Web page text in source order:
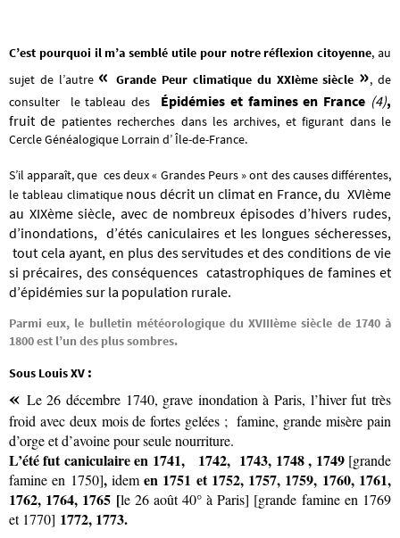
C’est pourquoi il m’a semblé utile pour notre réflexion citoyenne, au
sujet de l’autre «Grande Peur climatique du XXIème siècle », de
consulter le tableau des Épidémies et famines en France (4),
fruit de patientes recherches dans les archives, et figurant dans le
Cercle Généalogique Lorrain d’ Île-de-France.
S’il apparaît, que ces deux « Grandes Peurs » ont des causes différentes,
le tableau climatique nous décrit un climat en France, du XVIème
au XIXème siècle, avec de nombreux épisodes d’hivers rudes,
d’inondations, d’étés caniculaires et les longues sécheresses,
tout cela ayant, en plus des servitudes et des conditions de vie
si précaires, des conséquences catastrophiques de famines et
d’épidémies sur la population rurale.
Parmi eux, le bulletin météorologique du XVIIIème siècle de 1740 à
1800 est l’un des plus sombres.
Sous Louis XV :
« Le 26 décembre 1740, grave inondation à Paris, l’hiver fut très
froid avec deux mois de fortes gelées ; famine, grande misère pain
d’orge et d’avoine pour seule nourriture.
L’été fut caniculaire en 1741, 1742, 1743, 1748 , 1749 [grande
famine en 1750], idemen 1751 et 1752, 1757, 1759, 1760, 1761,
1762, 1764, 1765 [le 26 août 40° à Paris] [grande famine en 1769
et 1770] 1772, 1773.